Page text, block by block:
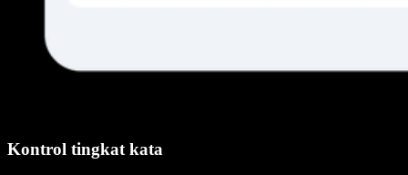
Kontrol tingkat kata